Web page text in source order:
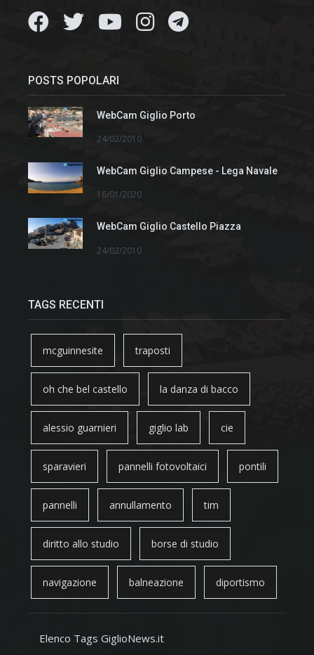
POSTS POPOLARI
WebCam Giglio Porto
24/02/2010
WebCam Giglio Campese - Lega Navale
16/01/2020
WebCam Giglio Castello Piazza
24/02/2010
TAGS RECENTI
mcguinnesite traposti
oh che bel castello la danza di bacco
alessio guarnieri giglio lab cie
sparavieri pannelli fotovoltaici pontili
pannelli annullamento tim
diritto allo studio borse di studio
navigazione balneazione diportismo
Elenco Tags GiglioNews.it